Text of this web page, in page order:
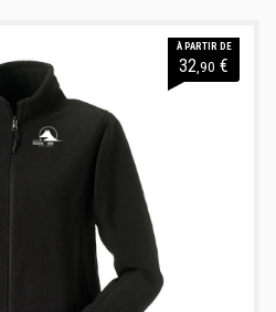
À PARTIR DE
32,90 €